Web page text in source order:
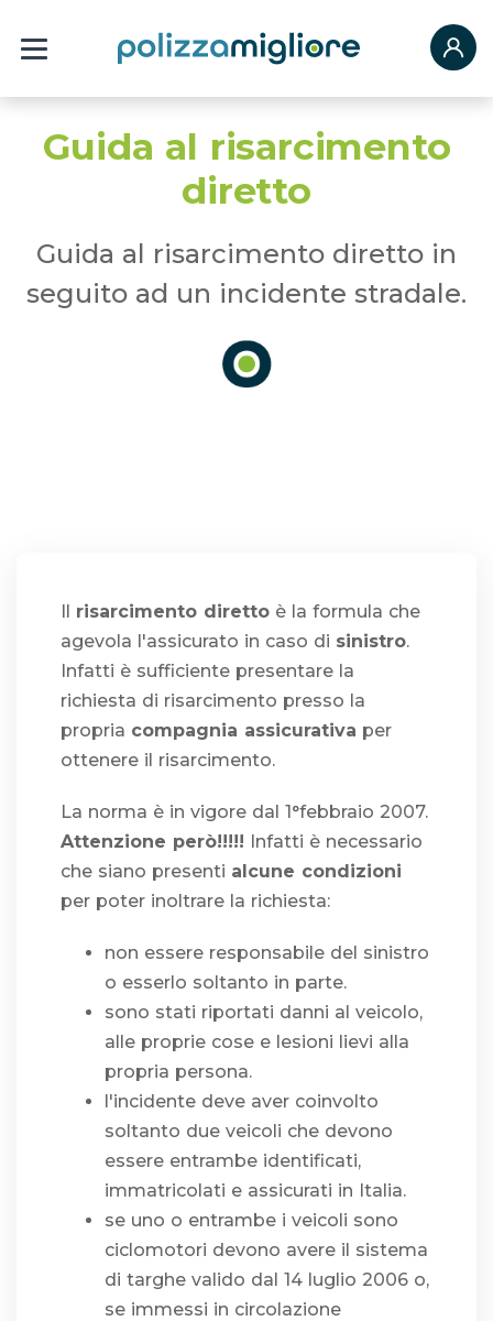
Guida al risarcimento
diretto
Guida al risarcimento diretto in
seguito ad un incidente stradale.
Il risarcimento diretto è la formula che
agevola l'assicurato in caso di sinistro.
Infatti è sufficiente presentare la
richiesta di risarcimento presso la
propria compagnia assicurativa per
ottenere il risarcimento.
La norma è in vigore dal 1°febbraio 2007.
Attenzione però!!!!! Infatti è necessario
che siano presenti alcune condizioni
per poter inoltrare la richiesta:
non essere responsabile del sinistro
o esserlo soltanto in parte.
sono stati riportati danni al veicolo,
alle proprie cose e lesioni lievi alla
propria persona.
l'incidente deve aver coinvolto
soltanto due veicoli che devono
essere entrambe identificati,
immatricolati e assicurati in Italia.
se uno o entrambe i veicoli sono
ciclomotori devono avere il sistema
di targhe valido dal 14 luglio 2006 o,
se immessi in circolazione